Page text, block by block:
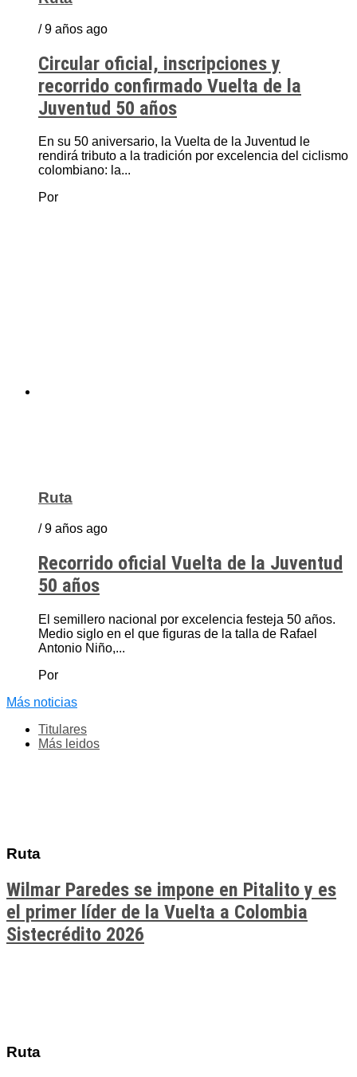
/ 9 años ago
Circular oficial, inscripciones y
recorrido confirmado Vuelta de la
Juventud 50 años
En su 50 aniversario, la Vuelta de la Juventud le
rendirá tributo a la tradición por excelencia del ciclismo
colombiano: la...
Por
Ruta
/ 9 años ago
Recorrido oficial Vuelta de la Juventud
50 años
El semillero nacional por excelencia festeja 50 años.
Medio siglo en el que figuras de la talla de Rafael
Antonio Niño,...
Por
Más noticias
Titulares
Más leidos
Ruta
Wilmar Paredes se impone en Pitalito y es
el primer líder de la Vuelta a Colombia
Sistecrédito 2026
Ruta